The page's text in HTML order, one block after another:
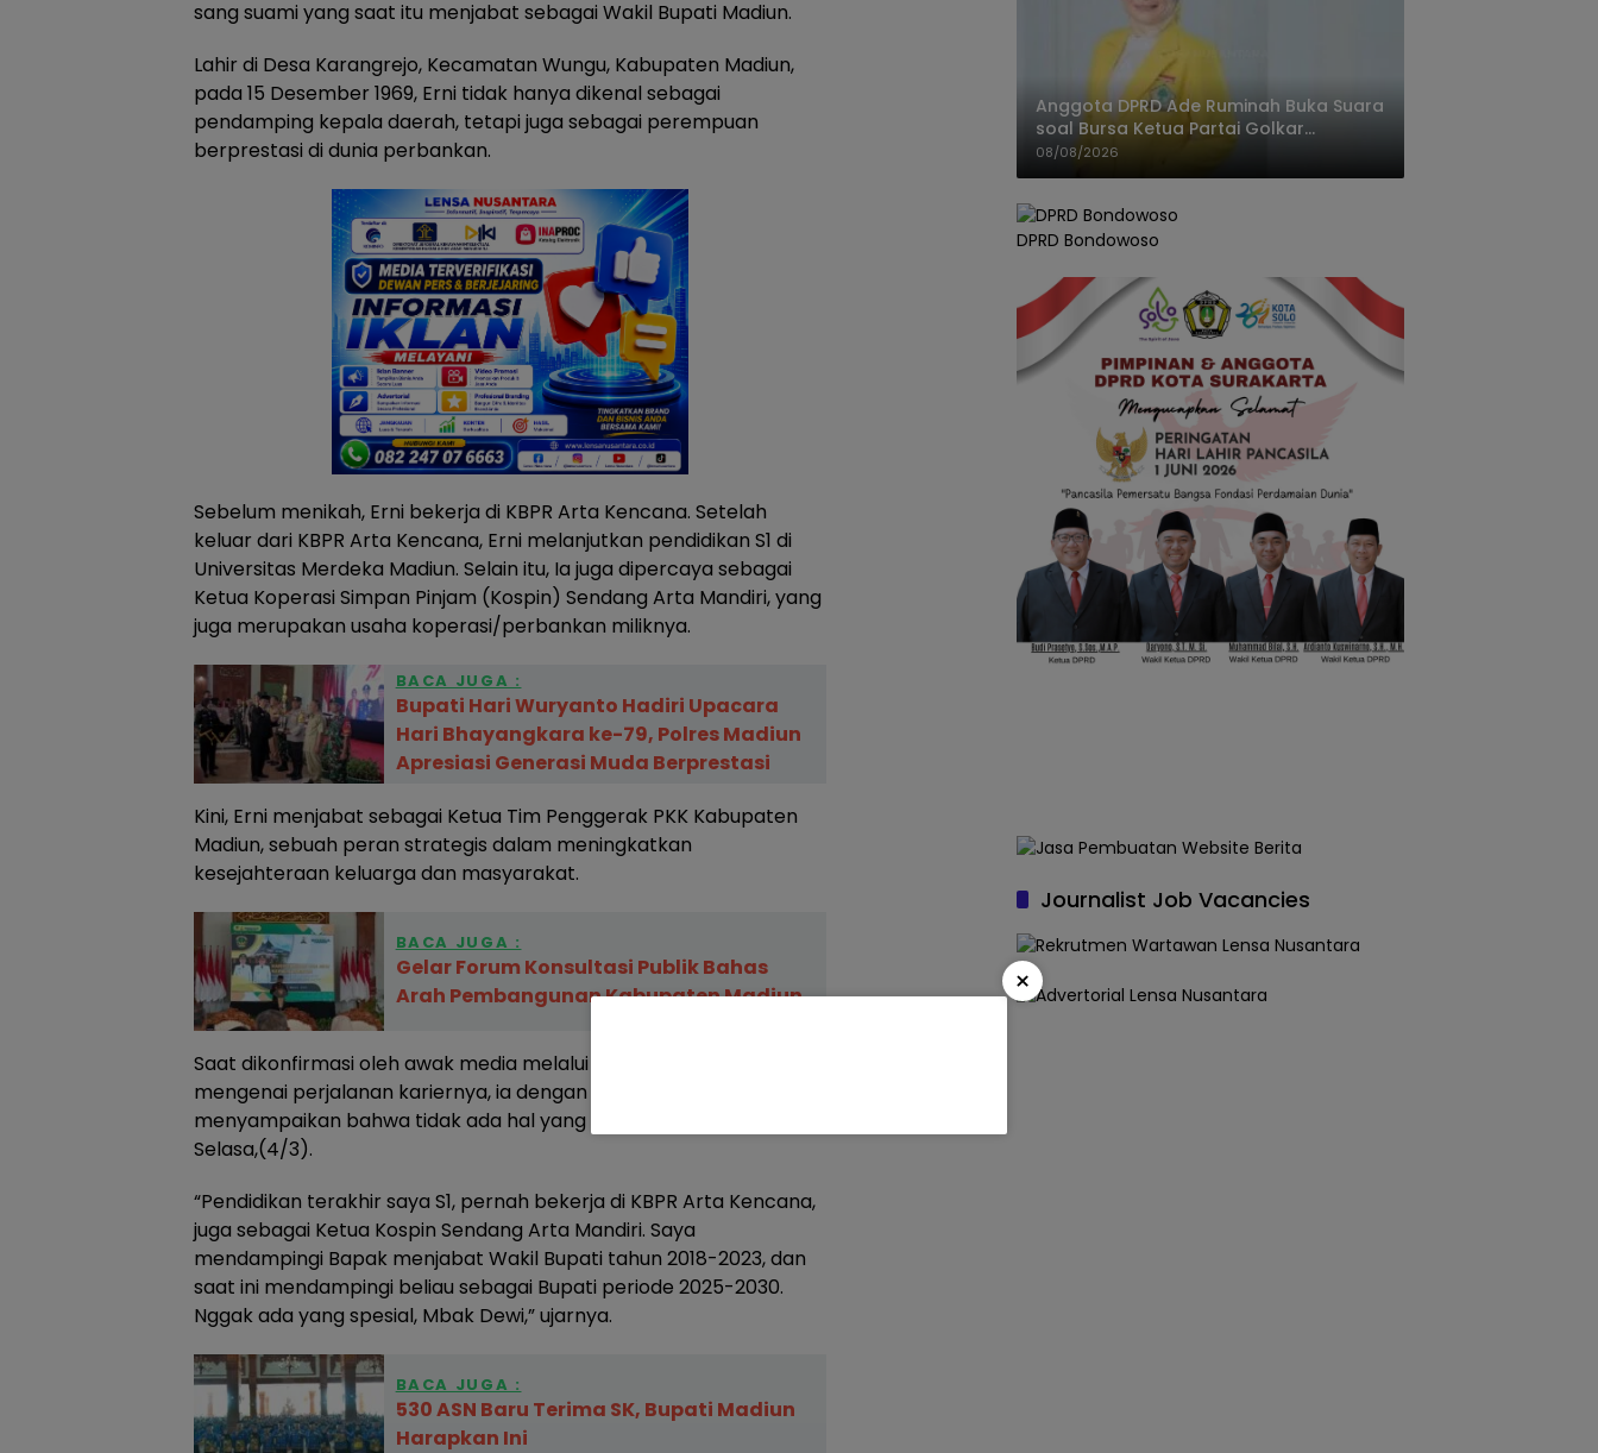
sang suami yang saat itu menjabat sebagai Wakil Bupati Madiun.
Lahir di Desa Karangrejo, Kecamatan Wungu, Kabupaten Madiun,
pada 15 Desember 1969, Erni tidak hanya dikenal sebagai
pendamping kepala daerah, tetapi juga sebagai perempuan
berprestasi di dunia perbankan.
Sebelum menikah, Erni bekerja di KBPR Arta Kencana. Setelah
keluar dari KBPR Arta Kencana, Erni melanjutkan pendidikan S1 di
Universitas Merdeka Madiun. Selain itu, Ia juga dipercaya sebagai
Ketua Koperasi Simpan Pinjam (Kospin) Sendang Arta Mandiri, yang
juga merupakan usaha koperasi/perbankan miliknya.
BACA JUGA :
Bupati Hari Wuryanto Hadiri Upacara
Hari Bhayangkara ke-79, Polres Madiun
Apresiasi Generasi Muda Berprestasi
Kini, Erni menjabat sebagai Ketua Tim Penggerak PKK Kabupaten
Madiun, sebuah peran strategis dalam meningkatkan
kesejahteraan keluarga dan masyarakat.
BACA JUGA :
Gelar Forum Konsultasi Publik Bahas
Arah Pembangunan Kabupaten Madiun
Saat dikonfirmasi oleh awak media melalui pesan WhatsApp
mengenai perjalanan kariernya, ia dengan rendah hati
menyampaikan bahwa tidak ada hal yang spesial dari dirinya.
Selasa,(4/3).
“Pendidikan terakhir saya S1, pernah bekerja di KBPR Arta Kencana,
juga sebagai Ketua Kospin Sendang Arta Mandiri. Saya
mendampingi Bapak menjabat Wakil Bupati tahun 2018-2023, dan
saat ini mendampingi beliau sebagai Bupati periode 2025-2030.
Nggak ada yang spesial, Mbak Dewi,” ujarnya.
BACA JUGA :
530 ASN Baru Terima SK, Bupati Madiun
Harapkan Ini
Anggota DPRD Ade Ruminah Buka Suara
soal Bursa Ketua Partai Golkar
Pangandaran
08/08/2026
DPRD Bondowoso
Journalist Job Vacancies
×